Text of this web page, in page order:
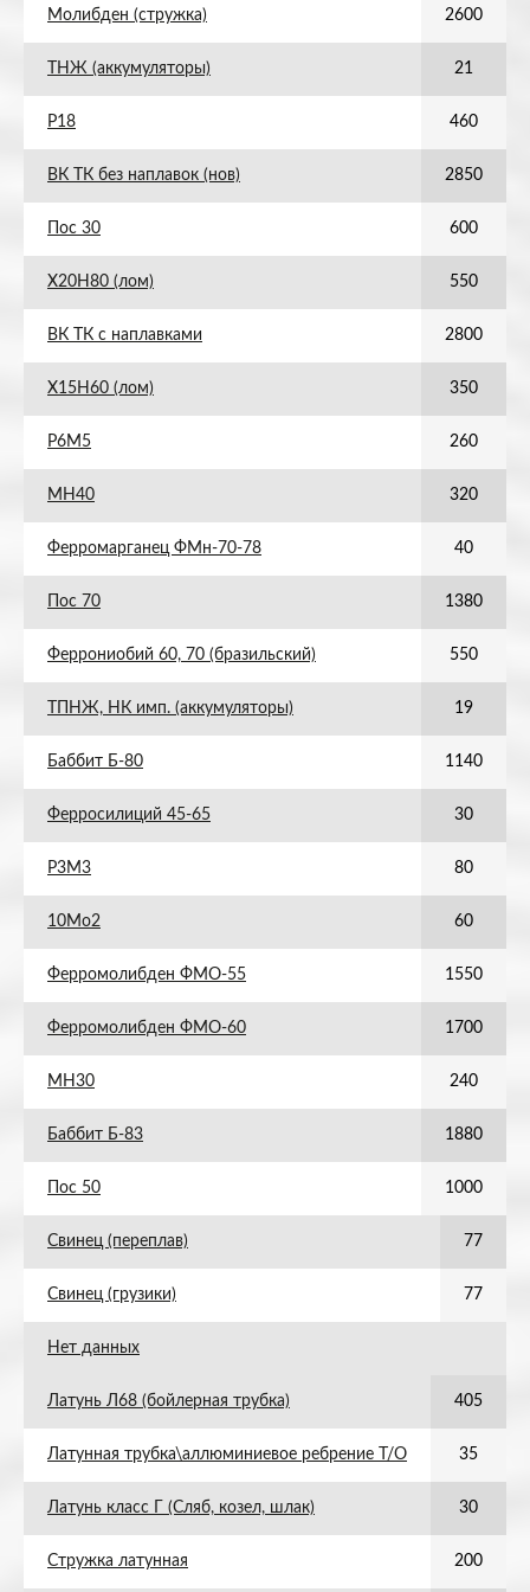
Молибден (стружка) 2600
ТНЖ (аккумуляторы) 21
Р18 460
ВК ТК без наплавок (нов) 2850
Пос 30 600
Х20Н80 (лом) 550
ВК ТК с наплавками 2800
Х15Н60 (лом) 350
Р6М5 260
МН40 320
Ферромарганец ФМн-70-78 40
Пос 70 1380
Феррониобий 60, 70 (бразильский) 550
ТПНЖ, НК имп. (аккумуляторы) 19
Баббит Б-80 1140
Ферросилиций 45-65 30
Р3М3 80
10Мо2 60
Ферромолибден ФМО-55 1550
Ферромолибден ФМО-60 1700
МН30 240
Баббит Б-83 1880
Пос 50 1000
Свинец (переплав) 77
Свинец (грузики) 77
Нет данных
Латунь Л68 (бойлерная трубка) 405
Латунная трубка\аллюминиевое ребрение Т/О 35
Латунь класс Г (Сляб, козел, шлак) 30
Стружка латунная 200